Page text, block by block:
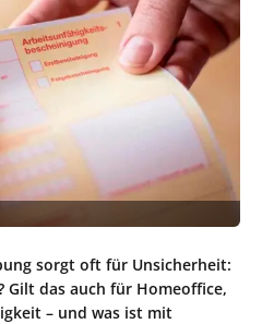
sorgt oft für Unsicherheit:
Gilt das auch für Homeoffice,
– und was ist mit